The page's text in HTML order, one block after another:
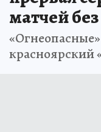
матчей
красноярский